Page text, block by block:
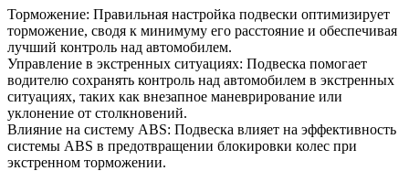
Торможение: Правильная настройка подвески оптимизирует
торможение, сводя к минимуму его расстояние и обеспечивая
лучший контроль над автомобилем.
Управление в экстренных ситуациях: Подвеска помогает
водителю сохранять контроль над автомобилем в экстренных
ситуациях, таких как внезапное маневрирование или
уклонение от столкновений.
Влияние на систему ABS: Подвеска влияет на эффективность
системы ABS в предотвращении блокировки колес при
экстренном торможении.